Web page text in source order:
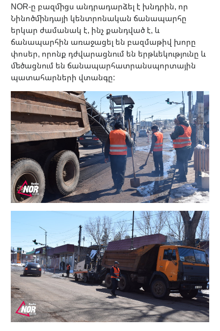
NOR-ը բազմիցս անդրադարձել է խնդրին, որ
Նինոծմինդայի կենտրոնական ճանապարհը
երկար ժամանակ է, ինչ քանդված է, և
ճանապարհին առաջացել են բազմաթիվ խորը
փոսեր, որոնք դժվարացնում են երթևեկությունը և
մեծացնում են ճանապարհատրանսպորտային
պատահարների վտանգը: